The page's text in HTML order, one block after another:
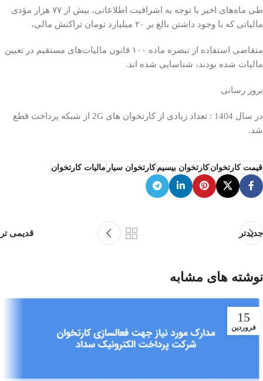
طی ماه‌های اخیر با توجه به اشرافیت اطلاعاتی، بیش از ۷۷ هزار مؤدی
مالیاتی که با وجود داشتن بالغ بر ۲۰ میلیارد تومان تراکنش مالی،
متقاضی استفاده از تبصره ماده ۱۰۰ قانون مالیات‌های مستقیم در تعیین
مالیات شده بودند، شناسایی شده اند.
بروز رسانی
در سال 1404 : تعداد زیادی از کارتخوان های 2G از شبکه پرداخت قطع
شد.
قیمت کارتخوان کارتخوان بیسیم کارتخوان سیار مالیات کارتخوان
جدیدتر قدیمی تر
نوشته های مشابه
15
فروردین